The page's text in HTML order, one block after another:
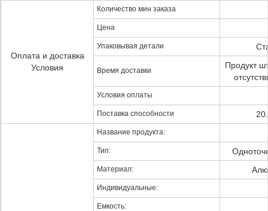
Оплата и доставка
Условия
Количество мин заказа
Цена
Упаковывая детали
Время доставки
Продукт
Условия оплаты
Поставка способности
Название продукта:
Тип:
Материал:
Индивидуальные:
Емкость: